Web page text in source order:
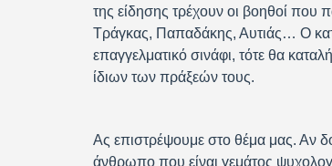
της είδησης τρέχουν οι βοηθοί που
Τράγκας, Παπαδάκης, Αυτιάς… Ο
επαγγελματικό σινάφι, τότε θα
ίδιων των πράξεών τους.
Ας επιστρέψουμε στο θέμα μας. Αν
άνθρωπο που είναι γεμάτος